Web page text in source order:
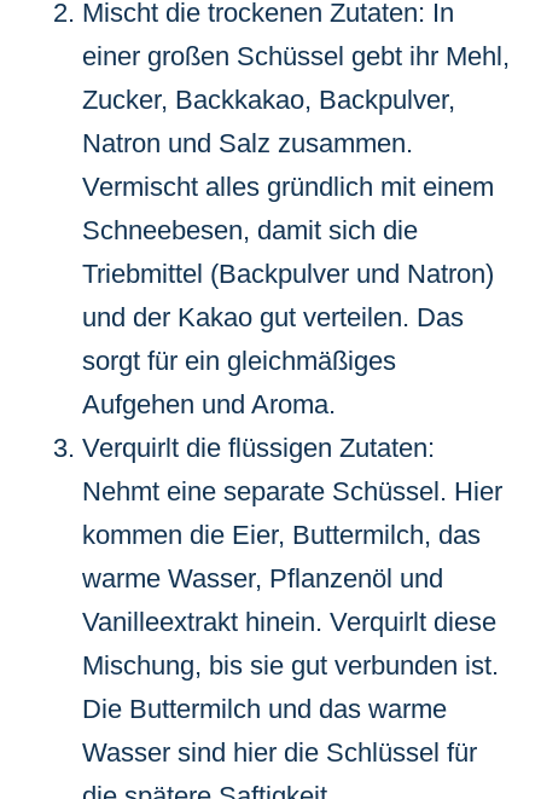
Mischt die trockenen Zutaten: In
einer großen Schüssel gebt ihr Mehl,
Zucker, Backkakao, Backpulver,
Natron und Salz zusammen.
Vermischt alles gründlich mit einem
Schneebesen, damit sich die
Triebmittel (Backpulver und Natron)
und der Kakao gut verteilen. Das
sorgt für ein gleichmäßiges
Aufgehen und Aroma.
Verquirlt die flüssigen Zutaten:
Nehmt eine separate Schüssel. Hier
kommen die Eier, Buttermilch, das
warme Wasser, Pflanzenöl und
Vanilleextrakt hinein. Verquirlt diese
Mischung, bis sie gut verbunden ist.
Die Buttermilch und das warme
Wasser sind hier die Schlüssel für